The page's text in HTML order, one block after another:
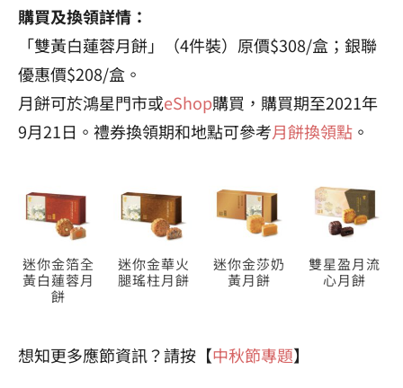
購買及換領詳情：
「雙黃白蓮蓉月餅」（4件裝）原價$308/盒；銀聯
優惠價$208/盒。
月餅可於鴻星門市或eShop購買，購買期至2021年
9月21日。禮券換領期和地點可參考月餅換領點 。
迷你金箔全
黃白蓮蓉月
餅
迷你金華火
腿瑤柱月餅
迷你金莎奶
黃月餅
雙星盈月流
心月餅
想知更多應節資訊？請按【中秋節專題】